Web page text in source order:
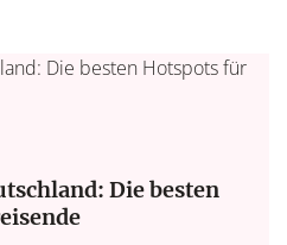
Die besten